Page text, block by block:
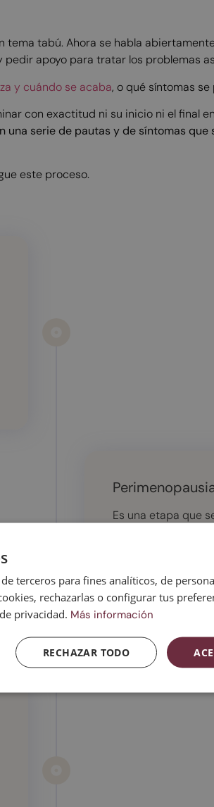
tema tabú. Ahora se habla
apoyo para tratar los problemas
y cuándo se acaba, o qué síntomas
con exactitud ni su inicio ni el final
una serie de pautas y de síntomas
este proceso.
Es una etapa que
hormonal, como
Saber más
terceros para fines analíticos, de
rechazarlas o configurar tus
privacidad. Más información
RECHAZAR TODO